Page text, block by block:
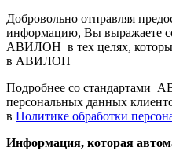
Добровольно отправляя
информацию, Вы выражаете
АВИЛОН в тех целях,
в АВИЛОН
Подробнее со стандартами
персональных данных
в Политике обработки
Информация, которая